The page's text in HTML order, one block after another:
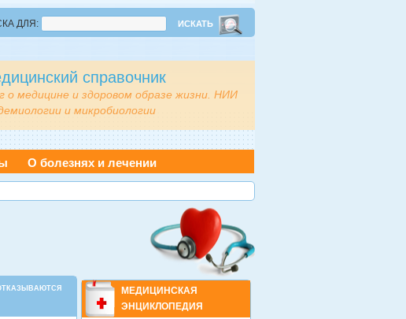
ДЛЯ:
справочник
о медицине и здоровом образе жизни. НИИ
и микробиологии
О болезнях и лечении
МЕДИЦИНСКАЯ
ЭНЦИКЛОПЕДИЯ